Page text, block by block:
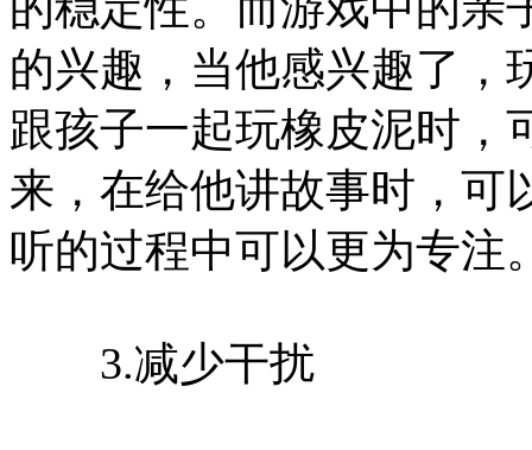
的兴趣，当他感兴趣了，
跟孩子一起玩橡皮泥时，
来，在给他讲故事时，可
听的过程中可以更为专注
3.减少干扰